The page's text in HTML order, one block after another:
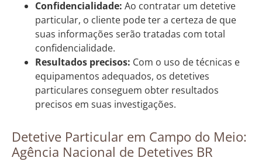
Confidencialidade: Ao contratar um detetive
particular, o cliente pode ter a certeza de que
suas informações serão tratadas com total
confidencialidade.
Resultados precisos: Com o uso de técnicas e
equipamentos adequados, os detetives
particulares conseguem obter resultados
precisos em suas investigações.
Detetive Particular em Campo do Meio:
Agência Nacional de Detetives BR